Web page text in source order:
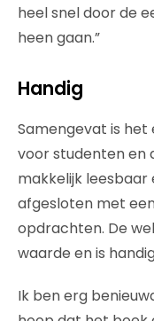
heel snel door de
heen gaan.”
Handig
Samengevat is
voor studenten en
makkelijk
afgesloten met
opdrachten. De
waarde en is
Ik ben erg